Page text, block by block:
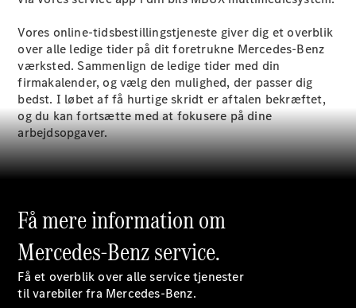
Chassis
Sprinter
Ladvogn
Konfigurator
Online
Showroom
Vito
Alle Vito
Vito
Kassevogn
Vores online-tidsbestillingstjeneste giver dig et overblik
over alle ledige tider på dit foretrukne Mercedes-Benz
værksted. Sammenlign de ledige tider med din
firmakalender, og vælg den mulighed, der passer dig
bedst. I løbet af få hurtige skridt er aftalen bekræftet,
og du kan fortsætte med at fokusere på dine
arbejdsopgaver.
Få mere information om
Mercedes-Benz service.
Få et overblik over alle service tjenester
til varebiler fra Mercedes-Benz.